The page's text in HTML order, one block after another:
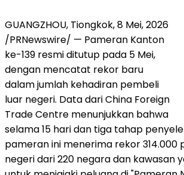
GUANGZHOU, Tiongkok,8 Mei, 2026
/PRNewswire/ — Pameran Kanton
ke-139 resmi ditutup pada 5 Mei,
dengan mencatat rekor baru
dalam jumlah kehadiran pembeli
luar negeri. Data dari China Foreign
Trade Centre menunjukkan bahwa
selama 15 hari dan tiga tahap
pameran ini menerima rekor 314.000
negeri dari 220 negara dan kawasan